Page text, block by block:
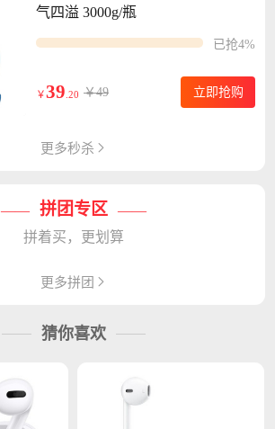
气四溢 3000g/瓶
已抢4%
￥39 .20 ￥49 立即抢购
更多秒杀
—— 拼团专区
——
拼着买，更划算
更多拼团
猜你喜欢